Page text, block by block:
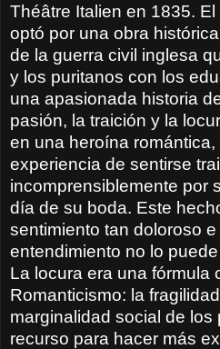
Théâtre Italien en 1835.
optó por una obra
de la guerra civil inglesa
y los puritanos con los
una apasionada historia
pasión, la traición y la
en una heroína
experiencia de sentirse
incomprensiblemente por
día de su boda. Este
sentimiento tan doloroso
entendimiento no lo
La locura era una fórmula
Romanticismo: la
marginalidad social de los
recurso para hacer más